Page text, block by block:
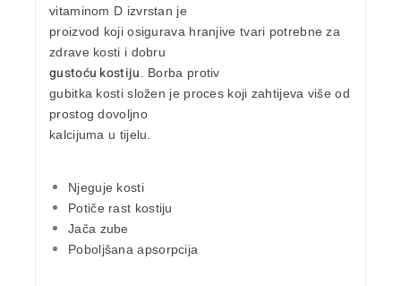
vitaminom D izvrstan je
proizvod koji osigurava hranjive tvari potrebneza
zdrave kosti i dobru
gustoću kostiju . Borba protiv
gubitka kosti složen je proces koji zahtijeva više od
prostog dovoljno
kalcijuma u tijelu.
Njeguje kosti
Potiče rast kostiju
Jača zube
Poboljšana apsorpcija